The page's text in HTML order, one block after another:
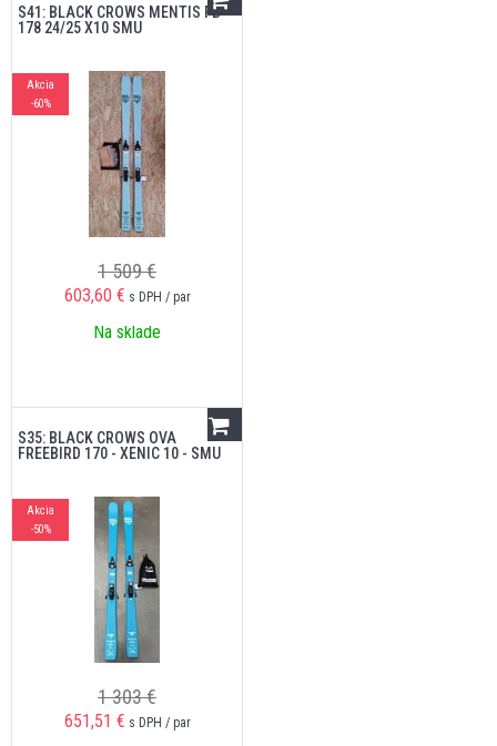
S41: BLACK CROWS MENTIS FB
178 24/25 X10 SMU
Akcia
-60%
1 509 €
603,60 € s DPH / par
Na sklade
S35: BLACK CROWS OVA
FREEBIRD 170 - XENIC 10 - SMU
Akcia
-50%
1 303 €
651,51 € s DPH / par